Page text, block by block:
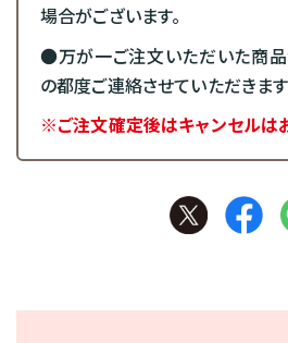
場合がございます。
●万が一ご注文いただいた商
の都度ご連絡させていただきます
※ご注文確定後はキャンセルは